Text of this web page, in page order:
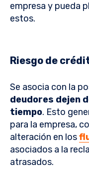
empresa y pueda
estos.
Riesgo de
Se asocia con la
deudores dejen
tiempo. Esto
para la empresa,
alteración en los
asociados a la
atrasados.